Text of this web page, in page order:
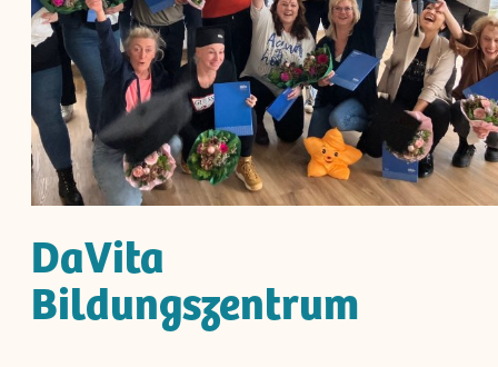
DaVita
Bildungszentrum